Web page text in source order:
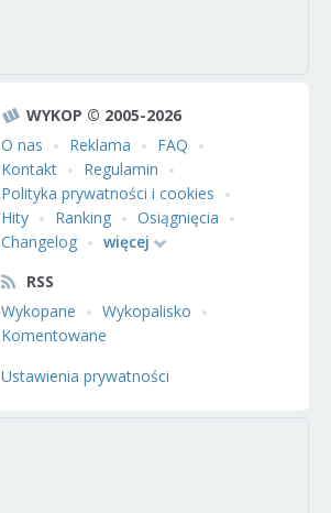
WYKOP © 2005-2026
O nas
Reklama
FAQ
Kontakt
Regulamin
Polityka prywatności i cookies
Hity
Ranking
Osiągnięcia
Changelog
więcej
RSS
Wykopane
Wykopalisko
Komentowane
Ustawienia prywatności